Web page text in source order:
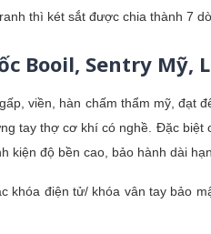
thì két sắt được chia thành 7
Booil, Sentry Mỹ,
viền, hàn chấm thẩm mỹ, đạt
tay thợ cơ khí có nghề. Đặc biệt
kiện độ bền cao, bảo hành dài hạn.
khóa điện tử/ khóa vân tay bảo